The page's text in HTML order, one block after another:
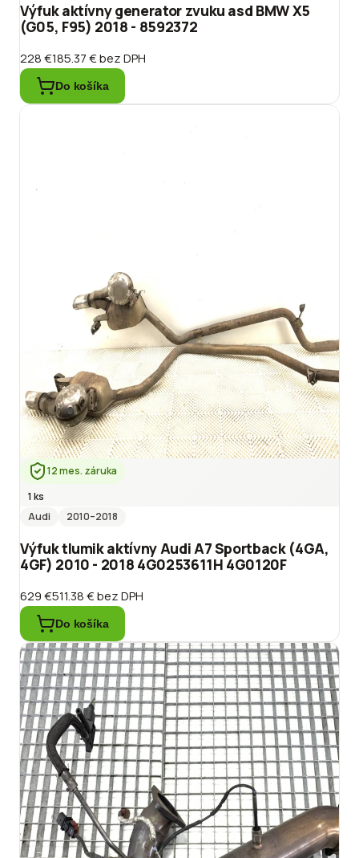
Výfuk aktívny generator zvuku asd BMW X5
(G05, F95) 2018 - 8592372
228 €185.37 €bez DPH
Do košíka
12 mes. záruka
1 ks
Audi
2010–2018
Výfuk tlumik aktívny Audi A7 Sportback (4GA,
4GF) 2010 - 2018 4G0253611H 4G0120F
629 €511.38 €bez DPH
Do košíka